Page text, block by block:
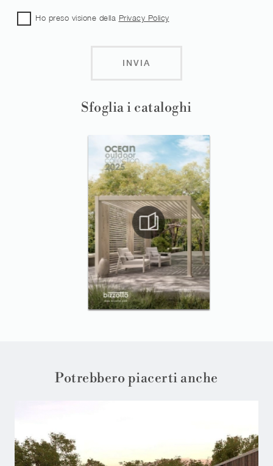
Sfoglia i cataloghi
Ho preso visione della Privacy Policy
INVIA
Potrebbero piacerti anche